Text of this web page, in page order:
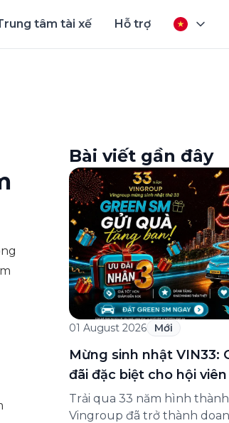
tâm tài xế Hỗ trợ
Bài viết gần đây
01 August 2026 Mới
Mừng sinh nhật VIN33:
đãi đặc biệt cho hội
Trải qua 33 năm hình
Vingroup đã trở thành